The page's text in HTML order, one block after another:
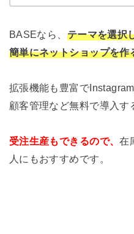
BASEなら、 テーマを選択
簡単にネットショップを作
拡張機能も豊富で
顧客管理など無料で導入す
受注生産もできるので、在
人にもおすすめです。